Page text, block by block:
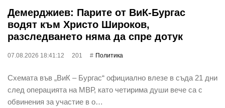
Демерджиев: Парите от ВиК-Бургас
водят към Христо Широков,
разследването няма да спре дотук
07.08.2026 18:41:12 201 Политика
Схемата във „ВиК – Бургас“ официално влезе в съда 21 дни
след операцията на МВР, като четирима души вече са с
обвинения за участие в о…